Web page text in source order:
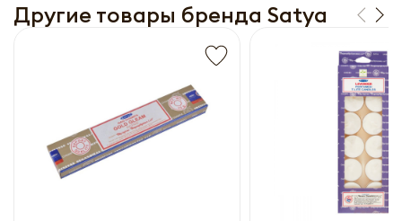
Другие товары бренда Satya
Получить прайс-лист
Обязательны к заполнению